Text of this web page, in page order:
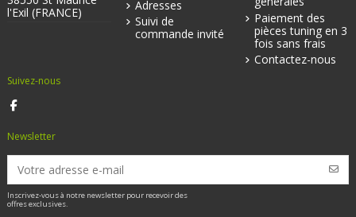
l'Exil (FRANCE)
Adresses
Suivi de
commande invité
Paiement des
pièces tuning en 3
fois sans frais
Contactez-nous
Suivez-nous
Newsletter
Inscrivez-vous à notre newsletter pour recevoir des
offres exclusives.